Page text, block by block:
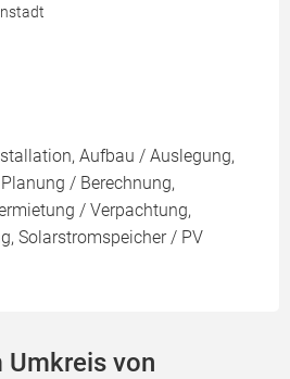
Aufbau / Auslegung,
/ Berechnung,
/ Verpachtung,
Solarstromspeicher / PV
Umkreis von